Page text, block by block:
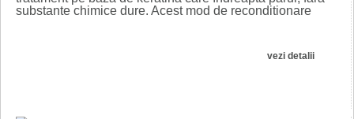
substante chimice dure. Acest mod de reconditionare
vezi detalii